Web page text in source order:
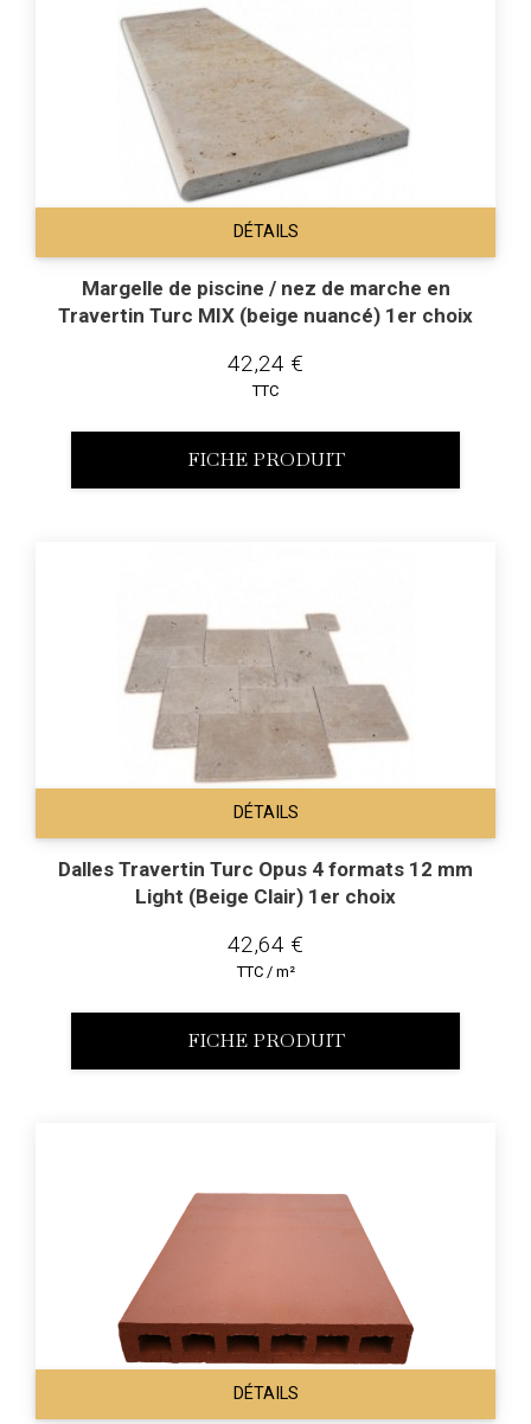
DÉTAILS
Margelle de piscine / nez de marche en
Travertin Turc MIX (beige nuancé) 1er choix
42,24 €
TTC
FICHE PRODUIT
DÉTAILS
Dalles Travertin Turc Opus 4 formats 12 mm
Light (Beige Clair) 1er choix
42,64 €
TTC / m²
FICHE PRODUIT
DÉTAILS